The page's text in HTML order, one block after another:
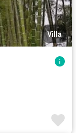
Villa